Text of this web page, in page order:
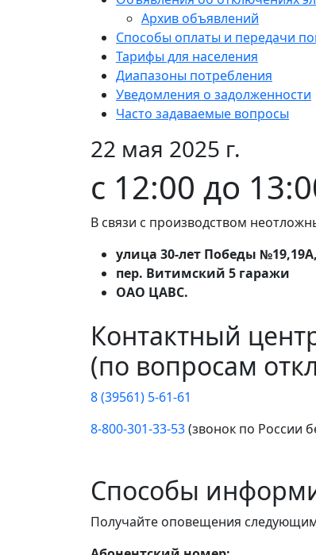
Архив объявлений
Способы оплаты и передачи
Тарифы для населения
Диапазоны потребления
Уведомления о задолженности
Часто задаваемые вопросы
22 мая 2025 г.
с 12:00 до
В связи с производством
улица 30-лет Победы
пер. Витимский 5 гаражи
ОАО ЦАВС.
Контактный
(по вопросам
8 (39561) 5-61-61
8-800-301-33-53(звонок по России
Способы
Получайте оповещения